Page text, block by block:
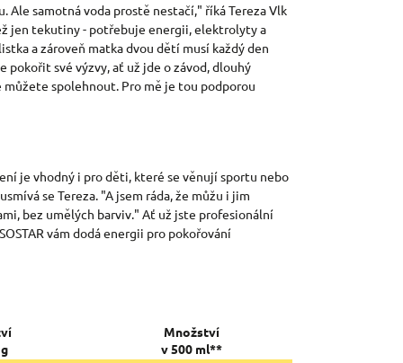
samotná voda prostě nestačí," říká Tereza Vlk
jen tekutiny - potřebuje energii, elektrolyty a
a zároveň matka dvou dětí musí každý den
své výzvy, ať už jde o závod, dlouhý
spolehnout. Pro mě je tou podporou
je vhodný i pro děti, které se věnují sportu nebo
se Tereza. "A jsem ráda, že můžu i jim
bez umělých barviv." Ať už jste profesionální
vám dodá energii pro pokořování
Množství
v 500 ml**